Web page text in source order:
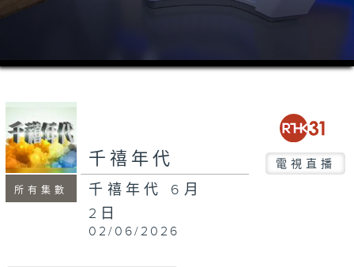
0
seconds
19
minutes,
52
seconds
所有集數
千禧年代 電視直播
千禧年代 6月
2日
02/06/2026